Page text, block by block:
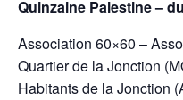
Quinzaine Palestine –
Association 60×60 –
Quartier de la Jonction
Habitants de la Jonction